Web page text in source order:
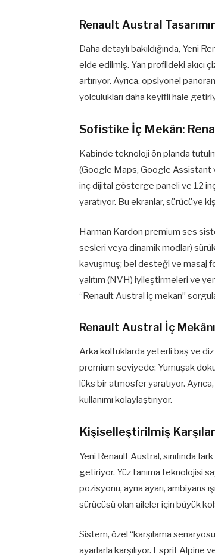
Renault Austral
Daha detaylı bakıldığında, Yeni
elde edilmiş. Yan profildeki akıcı
artırıyor. Ayrıca, opsiyonel
yolculukları daha keyifli hale
Sofistike İç Mekân:
Kabinde teknoloji ön planda
(Google Maps, Google Assistant
inç dijital gösterge paneli ve 12
yaratıyor. Bu ekranlar, sürücüye
Harman Kardon premium ses
sesleri veya dinamik modlar)
kavuşmuş; bel desteği ve masaj
yalıtım (NVH) iyileştirmeleri ve
“Renault Austral iç mekan”
Renault Austral İç
Arka koltuklarda yeterli baş ve
premium seviyede: Yumuşak
lüks bir atmosfer yaratıyor.
kullanımı kolaylaştırıyor.
Kişiselleştirilmiş
Yeni Renault Austral, sınıfında
getiriyor. Yüz tanıma teknolojisi
pozisyonu, ayna ayarı, ambiyans
sürücüsü olan aileler için büyük
Sistem, özel “karşılama
ayarlarla karşılıyor. Esprit Alpine